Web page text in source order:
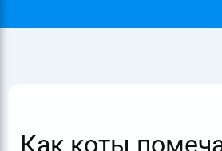
Как коты